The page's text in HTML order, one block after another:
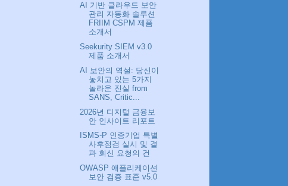
AI 기반 클라우드 보안
관리 자동화 솔루션
FRIIM CSPM 제품
소개서
Seekurity SIEM v3.0
제품 소개서
AI 보안의 역설: 당신이
놓치고 있는 5가지
놀라운 진실 from
SANS, Critic...
2026년 디지털 금융보
안 인사이트 리포트
ISMS-P 인증기업 특별
사후점검 실시 및 결
과 회신 요청의 건
OWASP 애플리케이션
보안 검증 표준 v5.0